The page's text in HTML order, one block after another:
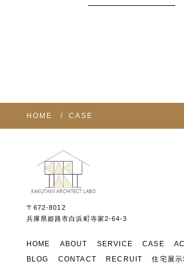
HOME CASE
〒672-8012
兵庫県姫路市白浜町寺家2-64-3
HOME ABOUT SERVICE CASE
BLOG
CONTACT RECRUIT 住宅展示